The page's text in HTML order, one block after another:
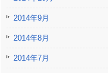
2014年9月
2014年8月
2014年7月